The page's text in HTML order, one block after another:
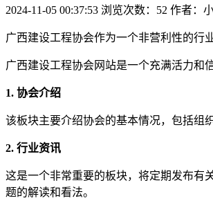
2024-11-05 00:37:53 浏览次数：52 作者：
广西建设工程协会作为一个非营利性的行
广西建设工程协会网站是一个充满活力和
1. 协会介绍
该板块主要介绍协会的基本情况，包括组
2. 行业资讯
这是一个非常重要的板块，将定期发布有
题的解读和看法。